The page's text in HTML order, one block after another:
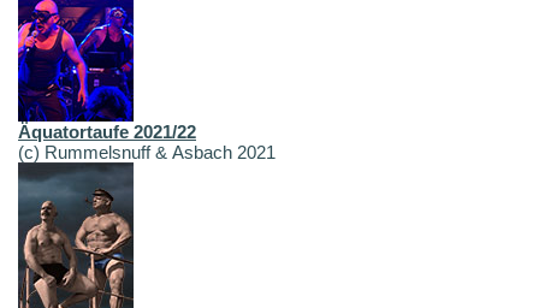
Äquatortaufe 2021/22
(c) Rummelsnuff & Asbach 2021